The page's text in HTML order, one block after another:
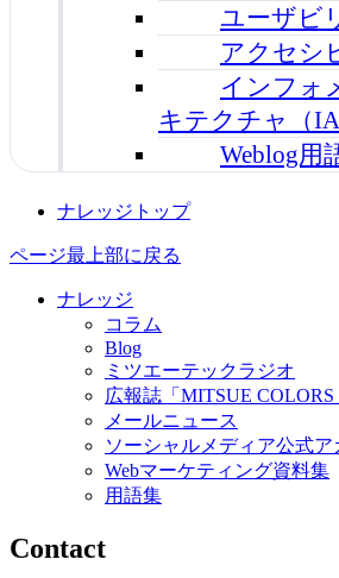
ユーザビ
アクセシ
インフォ
キテクチャ（
Weblog用
ナレッジトップ
ページ最上部に戻る
ナレッジ
コラム
Blog
ミツエーテックラジオ
広報誌「MITSUE COLORS
メールニュース
ソーシャルメディア公式ア
Webマーケティング資料集
用語集
Contact